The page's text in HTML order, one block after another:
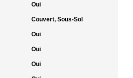
Oui
Couvert, Sous-Sol
Oui
Oui
Oui